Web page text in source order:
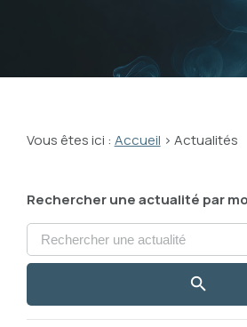
Vous êtes ici : Accueil > Actualités
Rechercher une actualité par